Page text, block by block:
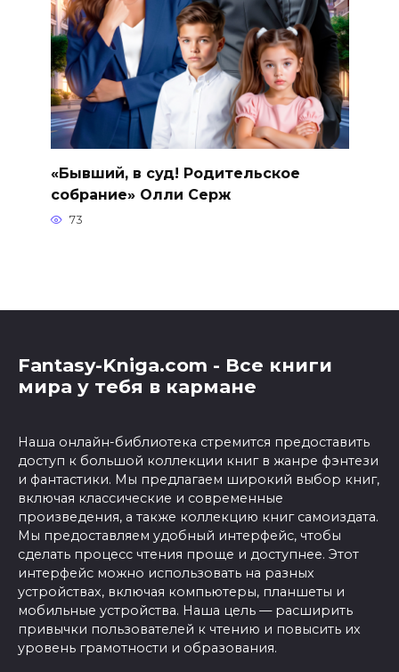
«Бывший, в суд! Родительское
собрание» Олли Серж
73
Fantasy-Kniga.com - Все книги
мира у тебя в кармане
Наша онлайн-библиотека стремится предоставить
доступ к большой коллекции книг в жанре фэнтези
и фантастики. Мы предлагаем широкий выбор книг,
включая классические и современные
произведения, а также коллекцию книг самоиздата.
Мы предоставляем удобный интерфейс, чтобы
сделать процесс чтения проще и доступнее. Этот
интерфейс можно использовать на разных
устройствах, включая компьютеры, планшеты и
мобильные устройства. Наша цель — расширить
привычки пользователей к чтению и повысить их
уровень грамотности и образования.